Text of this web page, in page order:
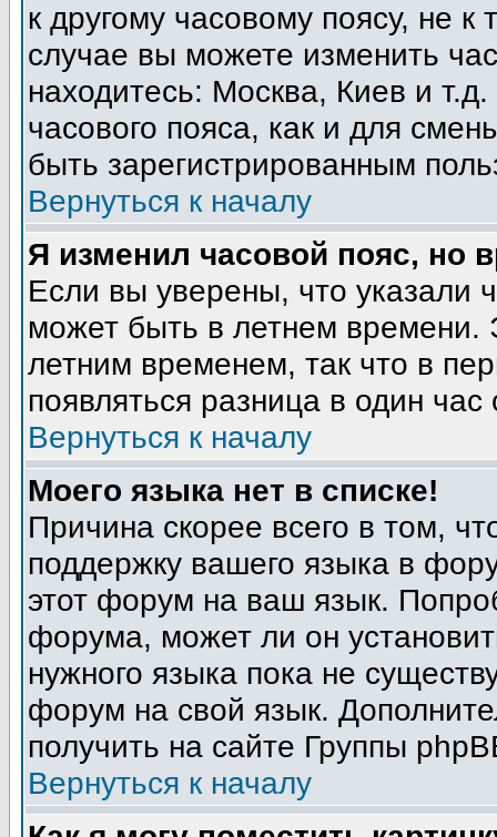
к другому часовому поясу, не
случае вы можете изменить
находитесь: Москва, Киев и
часового пояса, как и для
быть зарегистрированным
Вернуться к началу
Я изменил часовой пояс, но
Если вы уверены, что указали
может быть в летнем времени.
летним временем, так что в
появляться разница в один
Вернуться к началу
Моего языка нет в списке!
Причина скорее всего в том,
поддержку вашего языка в
этот форум на ваш язык.
форума, может ли он
нужного языка пока не
форум на свой язык.
получить на сайте Группы
Вернуться к началу